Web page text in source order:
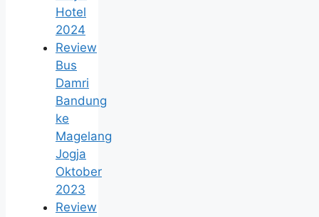
Hotel
2024
Review
Bus
Damri
Bandung
ke
Magelang
Jogja
Oktober
2023
Review